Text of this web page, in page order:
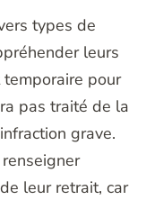
types de
leurs
pour
pas traité de la
grave.
leur retrait, car